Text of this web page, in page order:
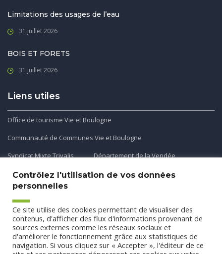
Limitations des usages de l’eau
31 juillet 2026
BOIS ET FORETS
31 juillet 2026
Liens utiles
Office de tourisme Vie et Boulogne
Communauté de Communes Vie et Boulogne
Syndicat Mixte Trivalis
Département de la Vendée
Application mobile
Découvrez et téléchargez l'application gratuite mobile Ma
Commune et Moi pour recevoir les alertes et les actualités
de votre commune.
Contrôlez l'utilisation de vos données
personnelles
Ce site utilise des cookies permettant de visualiser des
contenus, d'afficher des flux d'informations provenant de
sources externes comme les réseaux sociaux et
d'améliorer le fonctionnement grâce aux statistiques de
navigation. Si vous cliquez sur « Accepter », l'éditeur de ce